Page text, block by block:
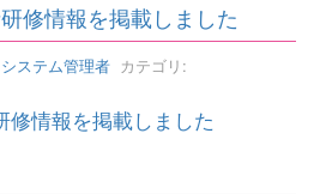
修情報を掲載しました
システム管理者 カテゴリ:
情報を掲載しました